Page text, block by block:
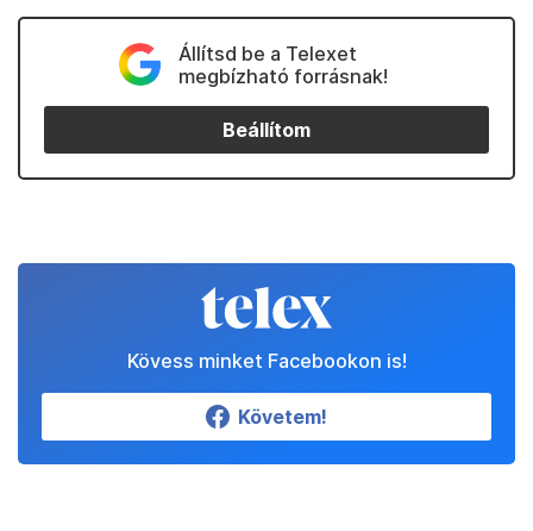
Állítsd be a Telexet
megbízható forrásnak!
Beállítom
Kövess minket Facebookon is!
Követem!